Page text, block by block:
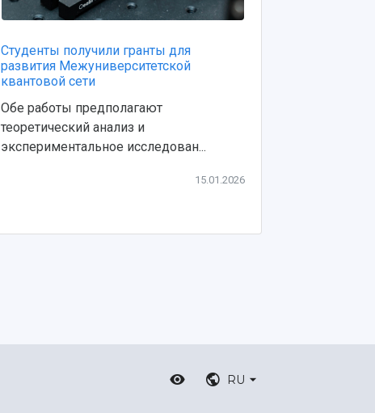
Студенты получили гранты для
развития Межуниверситетской
квантовой сети
Обе работы предполагают
теоретический анализ и
экспериментальное исследован...
15.01.2026
RU